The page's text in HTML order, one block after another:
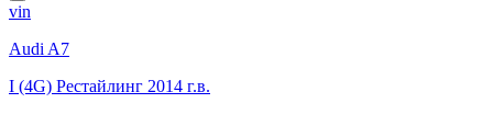
vin
Audi A7
I (4G) Рестайлинг 2014 г.в.